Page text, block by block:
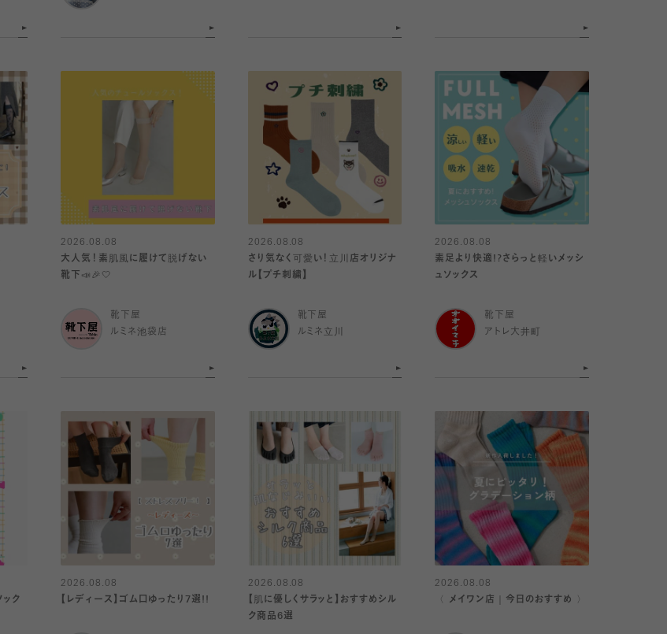
2026.08.08
大人気！素肌風に履けて脱げない
靴下📣🎉🤍
靴下屋
ルミネ池袋店
2026.08.08
さり気なく可愛い！立川店オリジナ
ル【プチ刺繍】
靴下屋
ルミネ立川
2026.08.08
素足より快適!?さらっと軽いメッシ
ュソックス
靴下屋
アトレ大井町
ック
2026.08.08
【レディース】ゴム口ゆったり7選!!
2026.08.08
【肌に優しくサラッと】おすすめシル
ク商品6選
2026.08.08
〈 メイワン店｜今日のおすすめ 〉